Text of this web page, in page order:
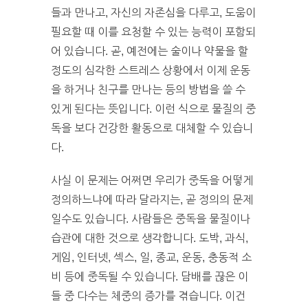
들과 만나고, 자신의 자존심을 다루고, 도움이
필요할 때 이를 요청할 수 있는 능력이 포함되
어 있습니다. 곧, 예전에는 술이나 약물을 할
정도의 심각한 스트레스 상황에서 이제 운동
을 하거나 친구를 만나는 등의 방법을 쓸 수
있게 된다는 뜻입니다. 이런 식으로 물질의 중
독을 보다 건강한 활동으로 대체할 수 있습니
다.
사실 이 문제는 어쩌면 우리가 중독을 어떻게
정의하느냐에 따라 달라지는, 곧 정의의 문제
일수도 있습니다. 사람들은 중독을 물질이나
습관에 대한 것으로 생각합니다. 도박, 과식,
게임, 인터넷, 섹스, 일, 종교, 운동, 충동적 소
비 등에 중독될 수 있습니다. 담배를 끊은 이
들 중 다수는 체중의 증가를 겪습니다. 이건